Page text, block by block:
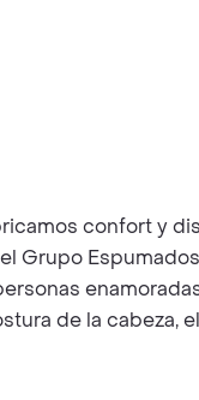
confort y
Grupo
de la cabeza,